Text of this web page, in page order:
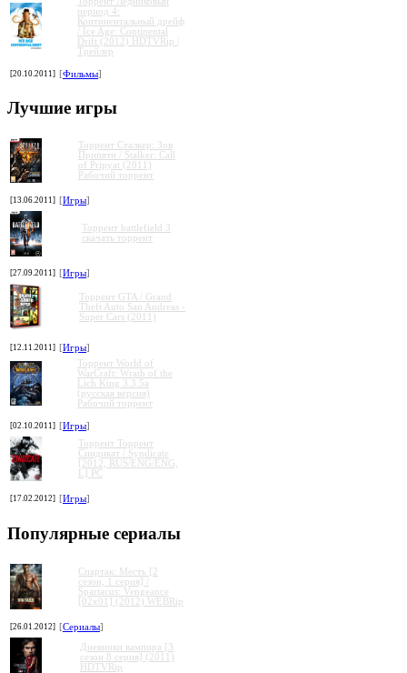
период 4:
Континентальный дрейф
/ Ice Age: Continental
Drift (2012) HDTVRip |
Трейлер
[20.10.2011] [Фильмы]
Лучшие игры
Торрент Сталкер: Зов
Припяти / Stalker: Call
of Pripyat (2011)
Рабочий торрент
[13.06.2011] [Игры]
Торрент battlefield 3
скачать торрент
[27.09.2011] [Игры]
Торрент GTA / Grand
Theft Auto San Andreas -
Super Cars (2011)
[12.11.2011] [Игры]
Торрент World of
WarCraft: Wrath of the
Lich King 3.3.5a
(русская версия)
Рабочий торрент
[02.10.2011] [Игры]
Торрент Торрент
Cиндикат / Syndicate
[2012, RUS/ENG/ENG,
L] PC
[17.02.2012] [Игры]
Популярные сериалы
Спартак: Месть [2
сезон, 1 серия] /
Spartacus: Vengeance
[02x01] (2012) WEBRip
[26.01.2012] [Сериалы]
Дневники вампира [3
сезон 8 серия] (2011)
HDTVRip
» »